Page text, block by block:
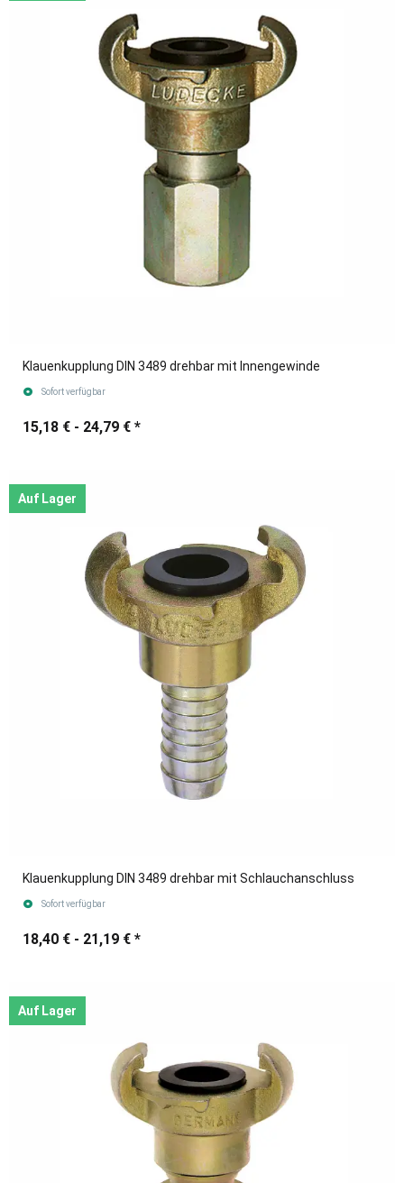
Klauenkupplung DIN 3489 drehbar mit Innengewinde
Sofort verfügbar
15,18 € - 24,79 € *
Auf Lager
Klauenkupplung DIN 3489 drehbar mit Schlauchanschluss
Sofort verfügbar
18,40 € - 21,19 € *
Auf Lager